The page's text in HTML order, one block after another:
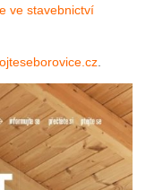
ve stavebnictví
.